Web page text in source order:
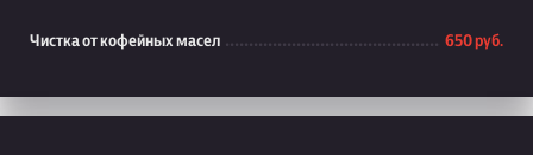
Чистка от кофейных масел 650 руб.